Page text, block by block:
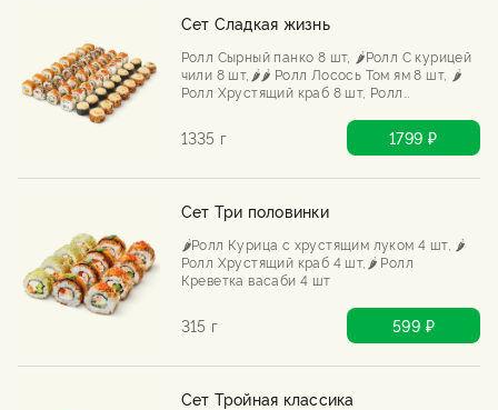
Сет Сладкая жизнь
Ролл Сырный панко 8 шт, 🌶️Ролл С курицей
чили 8 шт,🌶️🌶️ Ролл Лосось Том ям 8 шт, 🌶️
Ролл Хрустящий краб 8 шт, Ролл
Запеченный с угрем 8 шт
1335 г 1799 ₽
Сет Три половинки
🌶️Ролл Курица с хрустящим луком 4 шт, 🌶️
Ролл Хрустящий краб 4 шт,🌶️ Ролл
Креветка васаби 4 шт
315 г 599 ₽
Сет Тройная классика